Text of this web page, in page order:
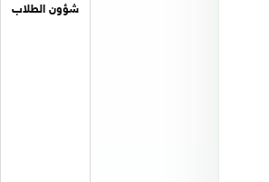
شؤون الطلاب